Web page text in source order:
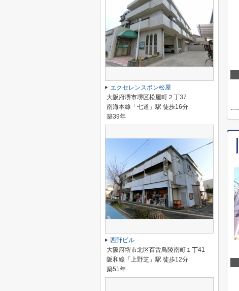
エクセレンスボン松屋
大阪府堺市堺区松屋町２丁37
南海本線「七道」駅 徒歩16分
築39年
西野ビル
大阪府堺市北区百舌鳥陵南町１丁41
阪和線「上野芝」駅 徒歩12分
築51年